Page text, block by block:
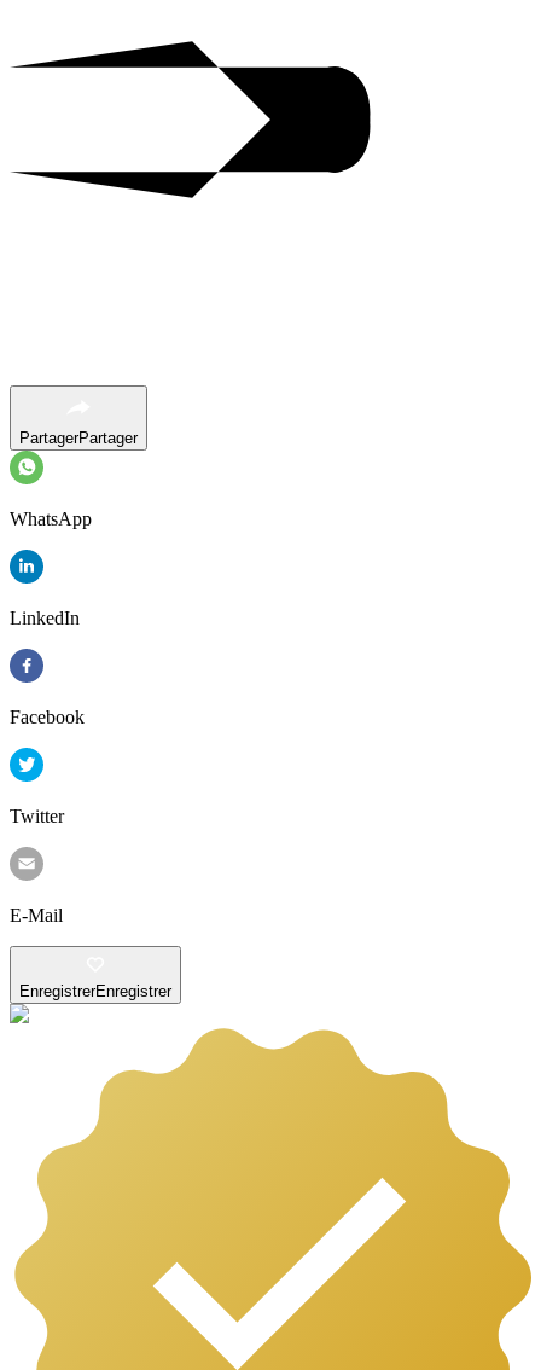
PartagerPartager
WhatsApp
LinkedIn
Facebook
Twitter
E-Mail
EnregistrerEnregistrer